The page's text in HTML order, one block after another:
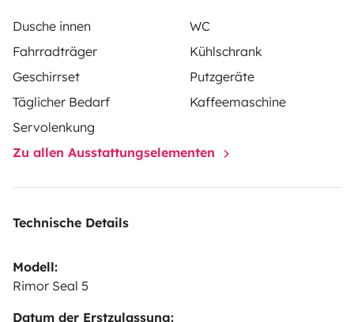
Dusche innen
WC
Fahrradträger
Kühlschrank
Geschirrset
Putzgeräte
Täglicher Bedarf
Kaffeemaschine
Servolenkung
Zu allen Ausstattungselementen
Technische Details
Modell:
Rimor Seal 5
Datum der Erstzulassung: